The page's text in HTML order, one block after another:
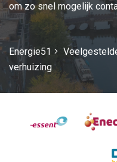
om zo snel mogelijk
Energie51
verhuizing